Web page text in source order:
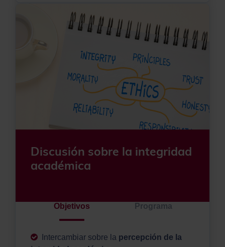
Discusión sobre la integridad
académica
Objetivos Programa
Intercambiar sobre la percepción de la